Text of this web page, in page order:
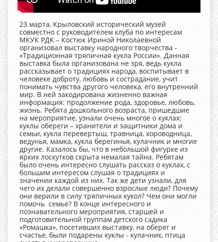
23 марта, Крыловский исторический музей
совместно с руководителем клуба по интересам
МКУК РДК – Костюк Ириной Николаевной
организовал выставку народного творчества -
«Традиционная тряпичная кукла России». Данная
выставка была организована не зря, ведь кукла
рассказывает о традициях народа, воспитывает в
человеке доброту, любовь и сострадание, учит
понимать чувства другого человека, его внутренний
мир. В ней закодирована жизненно важная
информация: продолжение рода, здоровье, любовь,
жизнь. Ребята дошкольного возраста, пришедшие
на мероприятие, узнали очень многое о куклах:
куклы обереги – хранители и защитники дома и
семьи, кукла перевертыш, травница, хороводница,
ведунья, мамка, кукла берегинья, кулачник и многие
другие. Казалось бы, что в небольшой фигурке из
ярких лоскутков скрыта немалая тайна. Ребятам
было очень интересно слушать рассказ о куклах, с
большим интересом слушая о традициях и
значении каждой из них. Так же дети узнали, для
чего их делали совершенно взрослые люди? Почему
они верили в силу тряпичных кукол? Чем они могли
помочь семье? В конце интересного и
познавательного мероприятия, старшей и
подготовительной группам детского садика
«Ромашка», посетивших выставку, на оберег и
счастье, были подарены куклы - кулачник, птица